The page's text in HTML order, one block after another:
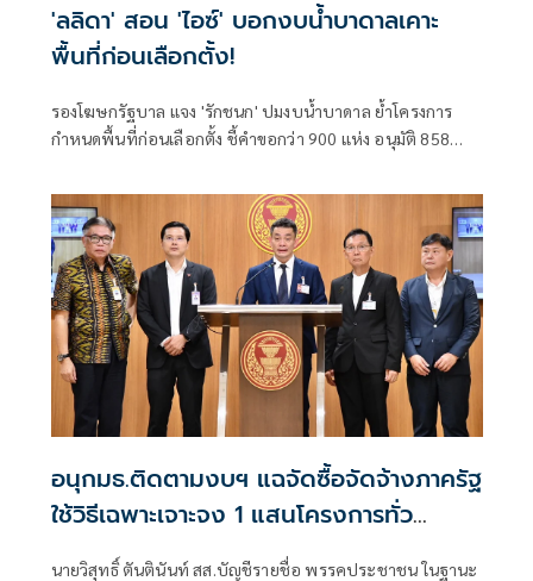
'ลลิดา' สอน 'ไอซ์' บอกงบน้ำบาดาลเคาะ
พื้นที่ก่อนเลือกตั้ง!
รองโฆษกรัฐบาล แจง 'รักชนก' ปมงบน้ำบาดาล ย้ำโครงการ
กำหนดพื้นที่ก่อนเลือกตั้ง ชี้คำขอกว่า 900 แห่ง อนุมัติ 858
อนุกมธ.ติดตามงบฯ แฉจัดซื้อจัดจ้างภาครัฐ
ใช้วิธีเฉพาะเจาะจง 1 แสนโครงการทั่ว
ประเทศ เอื้อทุจริตงบกว่า 5 หมื่นล้านบาท
นายวิสุทธิ์ ตันตินันท์ สส.บัญชีรายชื่อ พรรคประชาชน ในฐานะ